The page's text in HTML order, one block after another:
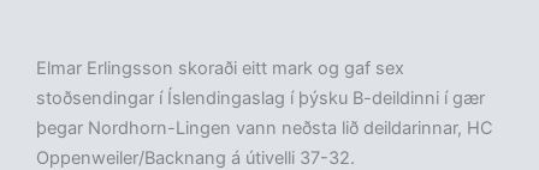
Elmar Erlingsson skoraði eitt mark og gaf sex
stoðsendingar í Íslendingaslag í þýsku B-deildinni í gær
þegar Nordhorn-Lingen vann neðsta lið deildarinnar, HC
Oppenweiler/Backnang á útivelli 37-32.